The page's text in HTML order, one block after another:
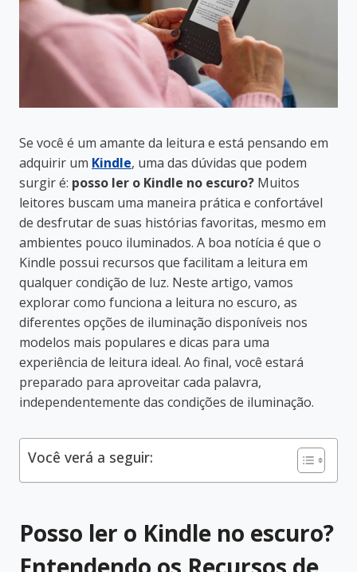
Se você é um amante da leitura e está pensando em
adquirir um Kindle, uma das dúvidas que podem
surgir é: posso ler o Kindle no escuro? Muitos
leitores buscam uma maneira prática e confortável
de desfrutar de suas histórias favoritas, mesmo em
ambientes pouco iluminados. A boa notícia é que o
Kindle possui recursos que facilitam a leitura em
qualquer condição de luz. Neste artigo, vamos
explorar como funciona a leitura no escuro, as
diferentes opções de iluminação disponíveis nos
modelos mais populares e dicas para uma
experiência de leitura ideal. Ao final, você estará
preparado para aproveitar cada palavra,
independentemente das condições de iluminação.
Você verá a seguir:
Posso ler o Kindle no escuro?